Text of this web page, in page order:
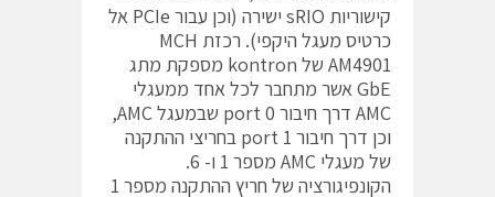
קישוריות sRIO ישירה (וכן עבור PCIe אל
כרטיס מעגל היקפי). רכזת MCH
AM4901 של kontron מספקת מתג
GbE אשר מתחבר לכל אחד ממעגלי
AMC דרך חיבור port 0 שבמעגל AMC,
וכן דרך חיבור port 1 בחריצי ההתקנה
של מעגלי AMC מספר 1 ו- 6.
הקונפיגורציה של חריץ ההתקנה מספר 1